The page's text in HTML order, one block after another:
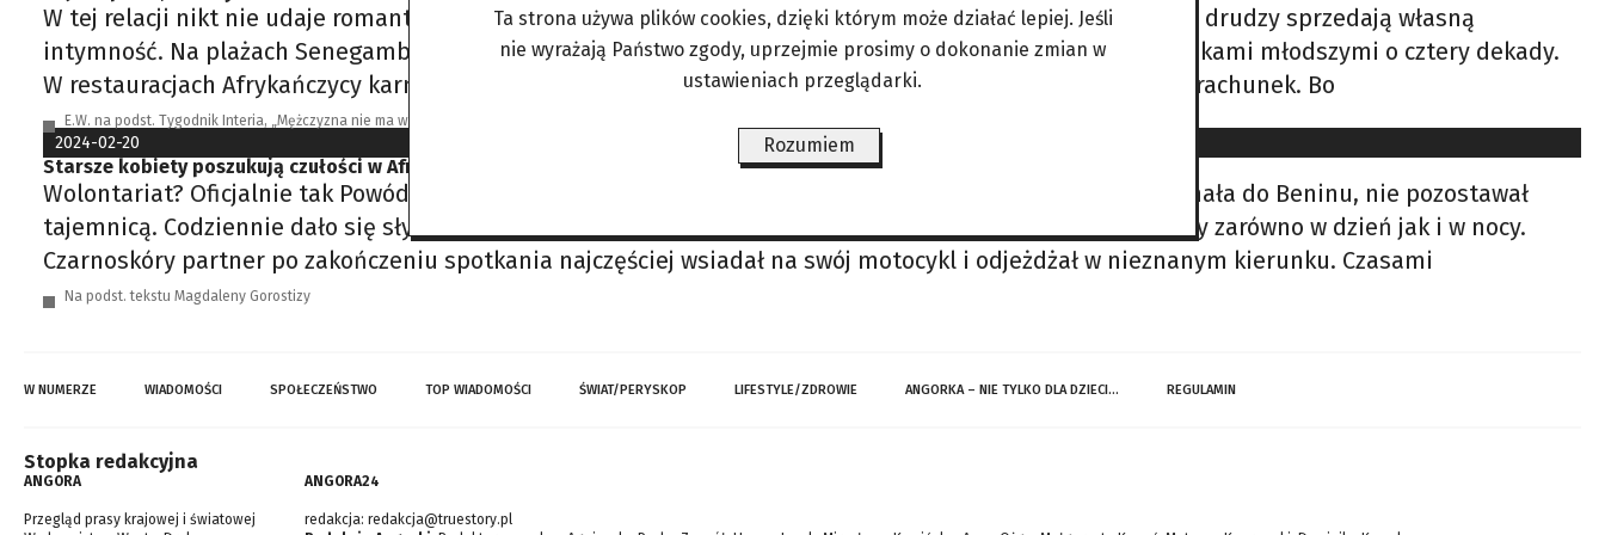
W tej relacji nikt nie udaje romantyzmu – to tylko dobrze odegrana rola: jedni kupują złudzenie bliskości, a drudzy sprzedają własną
intymność. Na plażach Senegambii widać to bez pudru. Sześćdziesięcioletnie Europejki spacerują z chłopakami młodszymi o cztery dekady.
W restauracjach Afrykańczycy karmią je owocami, masują plecy, opowiadają historie o miłości… A potem – rachunek. Bo
E.W. na podst. Tygodnik Interia, „Mężczyzna nie ma wyboru. Albo seks za pieniądze, albo głód całej rodziny”
2024-02-20
Starsze kobiety poszukują czułości w Afryce. Czyhają na nie jednak pułapki
Wolontariat? Oficjalnie tak Powód, dla którego Finka, mieszkająca w sąsiednim pokoju bungalowa, przyjechała do Beninu, nie pozostawał
tajemnicą. Codziennie dało się słyszeć odgłosy intymnych chwil odbywających się za ścianą. Te sesje trwały zarówno w dzień jak i w nocy.
Czarnoskóry partner po zakończeniu spotkania najczęściej wsiadał na swój motocykl i odjeżdżał w nieznanym kierunku. Czasami
Na podst. tekstu Magdaleny Gorostizy
W NUMERZE WIADOMOŚCI SPOŁECZEŃSTWO TOP WIADOMOŚCI ŚWIAT/PERYSKOP LIFESTYLE/ZDROWIE ANGORKA – NIE TYLKO DLA DZIECI… REGULAMIN
Stopka redakcyjna
ANGORA
Przegląd prasy krajowej i światowej
ANGORA24
redakcja: redakcja@truestory.pl
Ta strona używa plików cookies, dzięki którym może działać lepiej. Jeśli
nie wyrażają Państwo zgody, uprzejmie prosimy o dokonanie zmian w
ustawieniach przeglądarki.
Rozumiem